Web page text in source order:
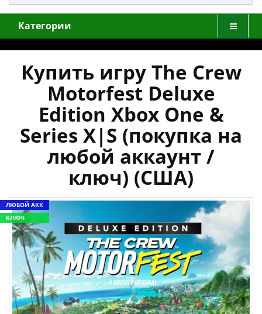
Категории
Купить игру The Crew
Motorfest Deluxe
Edition Xbox One &
Series X|S (покупка на
любой аккаунт /
ключ) (США)
ЛЮБОЙ АКК
КЛЮЧ